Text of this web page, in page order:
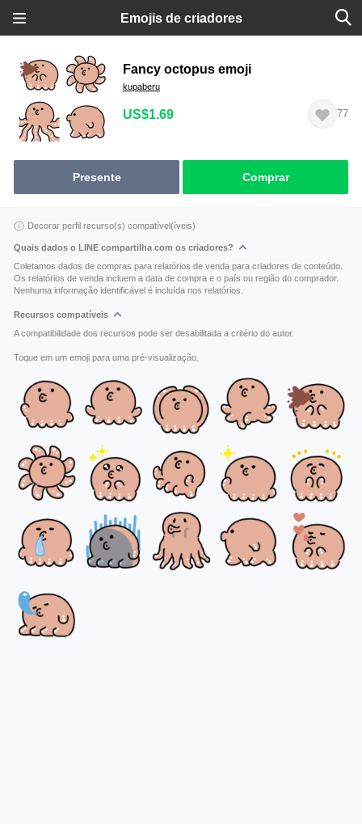
Emojis de criadores
Fancy octopus emoji
kupaberu
US$1.69 77
Presente Comprar
Decorar perfil recurso(s) compatível(íveis)
Quais dados o LINE compartilha com os criadores?
Coletamos dados de compras para relatórios de venda para criadores de conteúdo.
Os relatórios de venda incluem a data de compra e o país ou região do comprador.
Nenhuma informação identificável é incluída nos relatórios.
Recursos compatíveis
A compatibilidade dos recursos pode ser desabilitada a critério do autor.
Toque em um emoji para uma pré-visualização.